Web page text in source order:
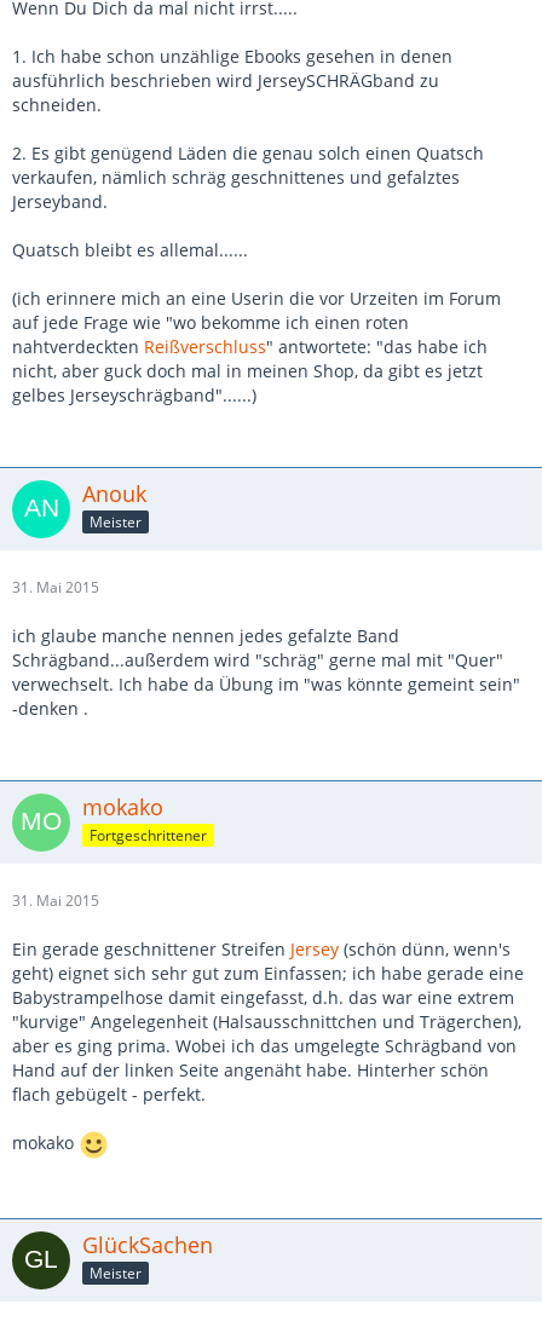
Wenn Du Dich da mal nicht irrst.....
1. Ich habe schon unzählige Ebooks gesehen in denen
ausführlich beschrieben wird JerseySCHRÄGband zu
schneiden.
2. Es gibt genügend Läden die genau solch einen Quatsch
verkaufen, nämlich schräg geschnittenes und gefalztes
Jerseyband.
Quatsch bleibt es allemal......
(ich erinnere mich an eine Userin die vor Urzeiten im Forum
auf jede Frage wie "wo bekomme ich einen roten
nahtverdeckten Reißverschluss" antwortete: "das habe ich
nicht, aber guck doch mal in meinen Shop, da gibt es jetzt
gelbes Jerseyschrägband"......)
Anouk
Meister
31. Mai 2015
ich glaube manche nennen jedes gefalzte Band
Schrägband...außerdem wird "schräg" gerne mal mit "Quer"
verwechselt. Ich habe da Übung im "was könnte gemeint sein"
-denken .
mokako
Fortgeschrittener
31. Mai 2015
Ein gerade geschnittener Streifen Jersey (schön dünn, wenn's
geht) eignet sich sehr gut zum Einfassen; ich habe gerade eine
Babystrampelhose damit eingefasst, d.h. das war eine extrem
"kurvige" Angelegenheit (Halsausschnittchen und Trägerchen),
aber es ging prima. Wobei ich das umgelegte Schrägband von
Hand auf der linken Seite angenäht habe. Hinterher schön
flach gebügelt - perfekt.
mokako
GlückSachen
Meister